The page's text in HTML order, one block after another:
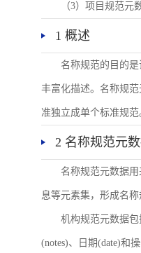
（3）项目规范
1 概述
名称规范的目的
丰富化描述。名称规
准独立成单个标准规范
2 名称规范元
名称规范元数据
息等元素集，形成名
机构规范元数据
(notes)、日期(date)和